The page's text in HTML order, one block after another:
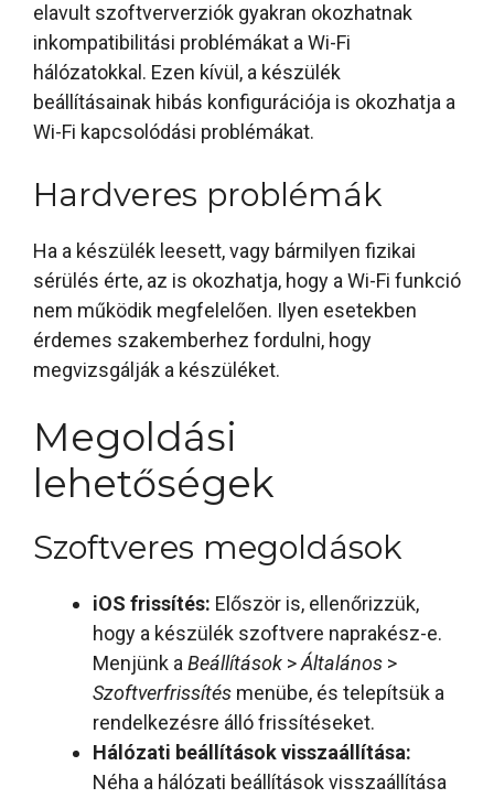
elavult szoftververziók gyakran okozhatnak
inkompatibilitási problémákat a Wi-Fi
hálózatokkal. Ezen kívül, a készülék
beállításainak hibás konfigurációja is okozhatja a
Wi-Fi kapcsolódási problémákat.
Hardveres problémák
Ha a készülék leesett, vagy bármilyen fizikai
sérülés érte, az is okozhatja, hogy a Wi-Fi funkció
nem működik megfelelően. Ilyen esetekben
érdemes szakemberhez fordulni, hogy
megvizsgálják a készüléket.
Megoldási
lehetőségek
Szoftveres megoldások
iOS frissítés: Először is, ellenőrizzük,
hogy a készülék szoftvere naprakész-e.
Menjünk a Beállítások >Általános >
Szoftverfrissítés menübe, és telepítsük a
rendelkezésre álló frissítéseket.
Hálózati beállítások visszaállítása:
Néha a hálózati beállítások visszaállítása